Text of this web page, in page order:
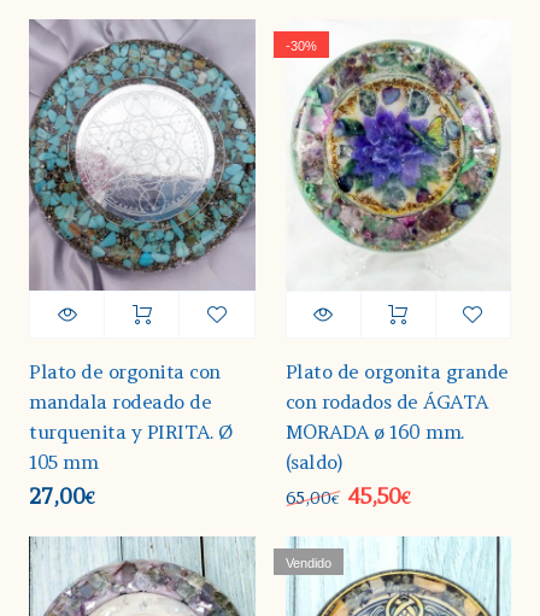
Plato de orgonita con
mandala rodeado de
turquenita y PIRITA. Ø
105 mm
27,00€
-30%
Plato de orgonita grande
con rodados de ÁGATA
MORADA ø 160 mm.
(saldo)
65,00€ 45,50€
Vendido